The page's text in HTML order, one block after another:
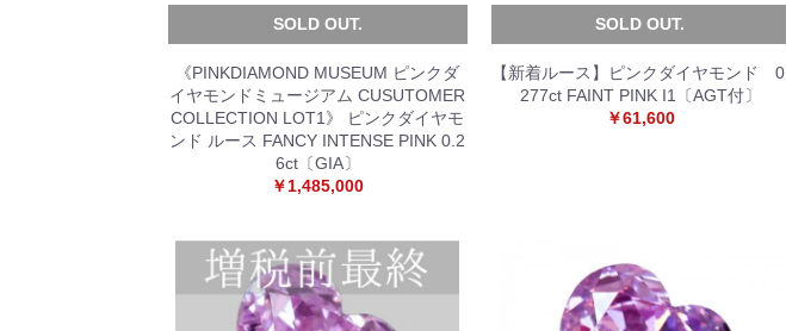
SOLD OUT.
《PINKDIAMOND MUSEUM ピンクダ
イヤモンドミュージアム CUSUTOMER
COLLECTION LOT1》 ピンクダイヤモ
ンド ルース FANCY INTENSE PINK 0.2
6ct〔GIA〕
￥1,485,000
SOLD OUT.
【新着ルース】ピンクダイヤモンド 0.
277ct FAINT PINK I1〔AGT付〕
￥61,600